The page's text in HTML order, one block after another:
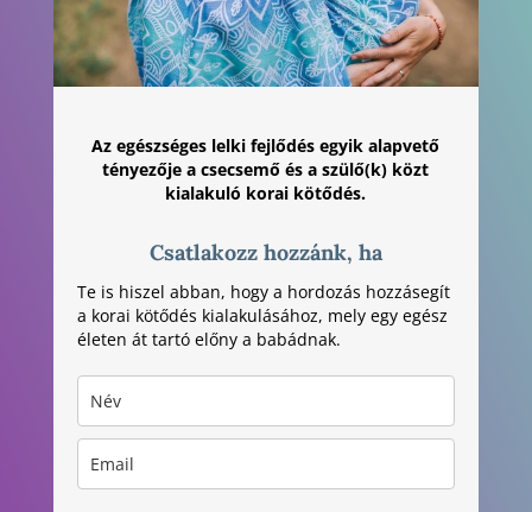
Az egészséges lelki fejlődés egyik alapvető
tényezője a csecsemő és a szülő(k) közt
kialakuló korai kötődés.
Csatlakozz hozzánk, ha
Te is hiszel abban, hogy a hordozás hozzásegít
a korai kötődés kialakulásához, mely egy egész
életen át tartó előny a babádnak.